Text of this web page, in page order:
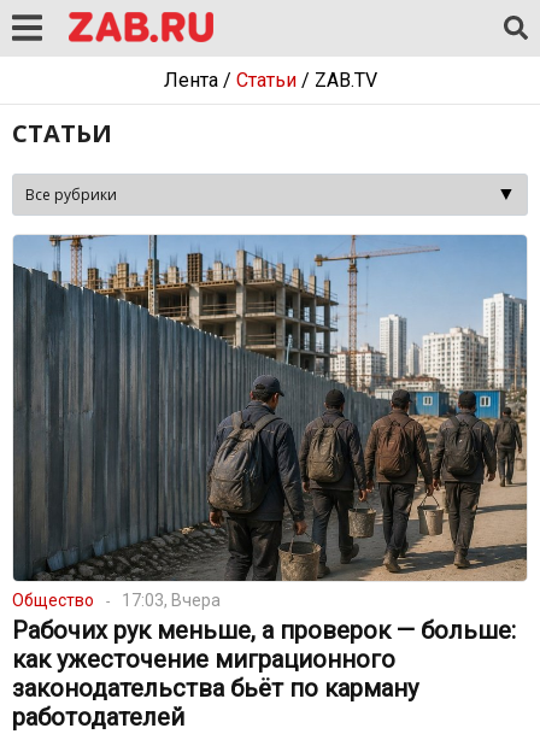
Лента/ Статьи/ ZAB.TV
СТАТЬИ
Общество 17:03, Вчера
Рабочих рук меньше, а проверок — больше:
как ужесточение миграционного
законодательства бьёт по карману
работодателей